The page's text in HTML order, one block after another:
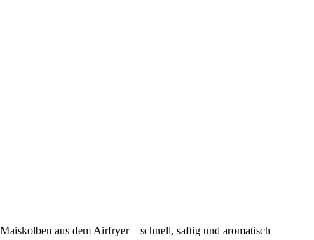
Maiskolben aus dem Airfryer – schnell, saftig und aromatisch